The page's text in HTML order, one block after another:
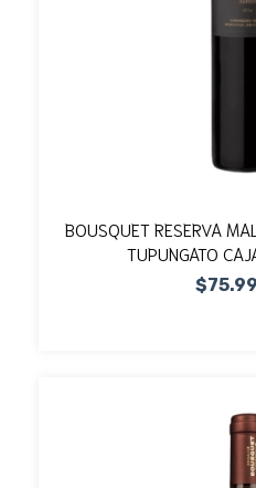
BOUSQUET RESERVA
TUPUNGATO